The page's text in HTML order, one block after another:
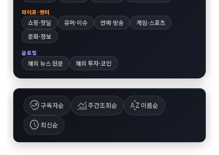
라이프·엔터
쇼핑·핫딜 유머·이슈 연예·방송
게임·스포츠
문화·정보
글로벌
해외 뉴스 원문 해외 투자·코인
whatshot구독자순 monitoring주간조회순 sort_by_alpha 이름순
schedule최신순